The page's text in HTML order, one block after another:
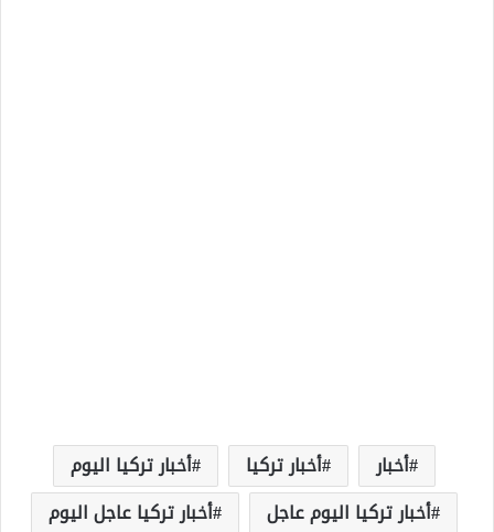
أخبار أخبار تركيا
أخبار تركيا اليوم
أخبار تركيا اليوم عاجل
أخبار تركيا عاجل اليوم